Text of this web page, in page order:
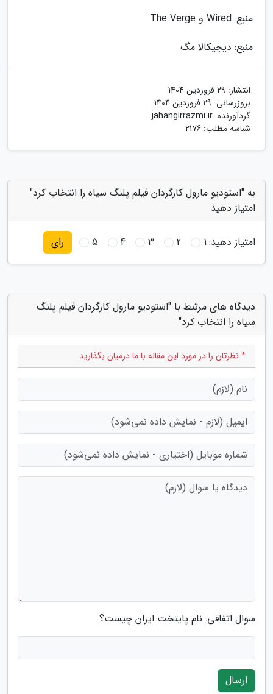
منبع: Wired و The Verge
منبع: دیجیکالا مگ
انتشار: 29 فروردین 1404
بروزرسانی: 29 فروردین 1404
گردآورنده: jahangirrazmi.ir
شناسه مطلب: 2176
به "استودیو مارول کارگردان فیلم پلنگ سیاه را انتخاب کرد"
امتیاز دهید
امتیاز دهید:1
2
3
4
5 رای
دیدگاه های مرتبط با "استودیو مارول کارگردان فیلم پلنگ
سیاه را انتخاب کرد"
* نظرتان را در مورد این مقاله با ما درمیان بگذارید
سوال اتفاقی: نام پایتخت ایران چیست؟
ارسال